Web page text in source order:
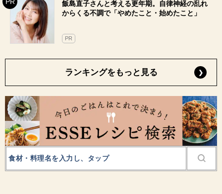
飯島直子さんと考える更年期。自律神経の乱れ
からくる不調で「やめたこと・始めたこと」
PR
ランキングをもっと見る